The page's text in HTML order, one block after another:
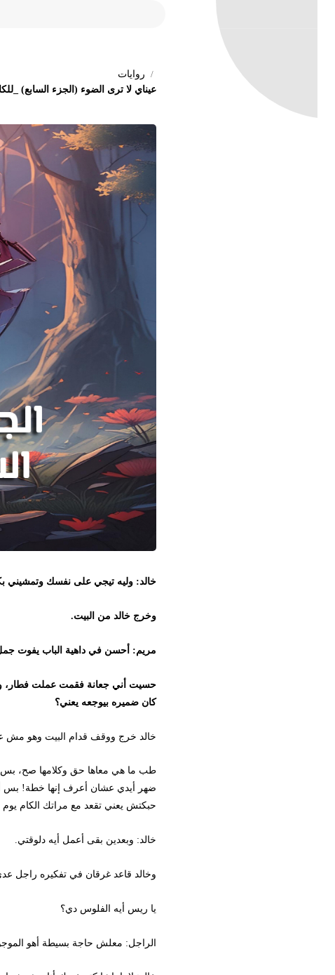
روايات
عيناي لا ترى الضوء (الجزء السابع)
خالد: وليه تيجي على نفسك وتمشيني
وخرج خالد من البيت.
مريم: أحسن في داهية الباب يفوت جمل،
حسيت أني جعانة فقمت عملت فطار، ولقيت
كان ضميره بيوجعه يعني؟
خالد خرج ووقف قدام البيت وهو مش
طب ما هي معاها حق وكلامها صح، بس أنا
ضهر أيدي عشان أعرف إنها خطة! بس أنا
حبكتش يعني تقعد مع مراتك الكام يوم
خالد: وبعدين بقى أعمل أيه دلوقتي.
وخالد قاعد غرقان في تفكيره راجل
يا ريس أيه الفلوس دي؟
الراجل: معلش حاجة بسيطة أهو الموجود.